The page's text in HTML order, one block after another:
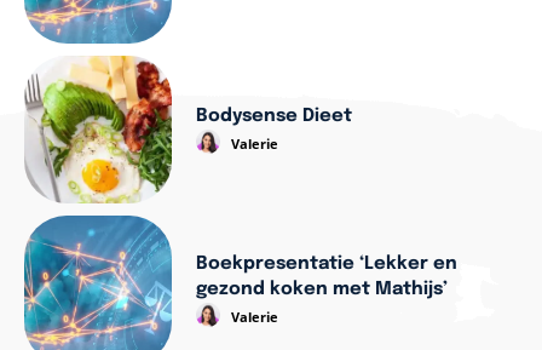
Bodysense Dieet
Valerie
Boekpresentatie ‘Lekker en
gezond koken met Mathijs’
Valerie